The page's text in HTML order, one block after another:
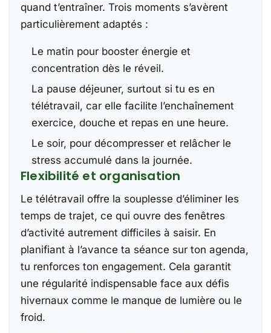
quand t’entraîner. Trois moments s’avèrent
particulièrement adaptés :
Le matin pour booster énergie et
concentration dès le réveil.
La pause déjeuner, surtout si tu es en
télétravail, car elle facilite l’enchaînement
exercice, douche et repas en une heure.
Le soir, pour décompresser et relâcher le
stress accumulé dans la journée.
Flexibilité et organisation
Le télétravail offre la souplesse d’éliminer les
temps de trajet, ce qui ouvre des fenêtres
d’activité autrement difficiles à saisir. En
planifiant à l’avance ta séance sur ton agenda,
tu renforces ton engagement. Cela garantit
une régularité indispensable face aux défis
hivernaux comme le manque de lumière ou le
froid.